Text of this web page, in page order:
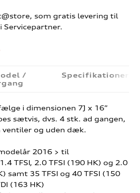
som gratis levering til
/
Specifikationer
i dimensionen 7J x 16”
sætvis, dvs. 4 stk. ad gangen,
ventiler og uden dæk.
2016 > til
TFSI, 2.0 TFSI (190 HK) og 2.0
samt 35 TFSI og 40 TFSI (150
(163 HK)